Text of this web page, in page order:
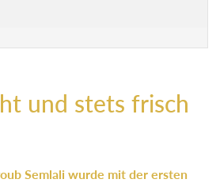
und stets frisch
Semlali wurde mit der ersten